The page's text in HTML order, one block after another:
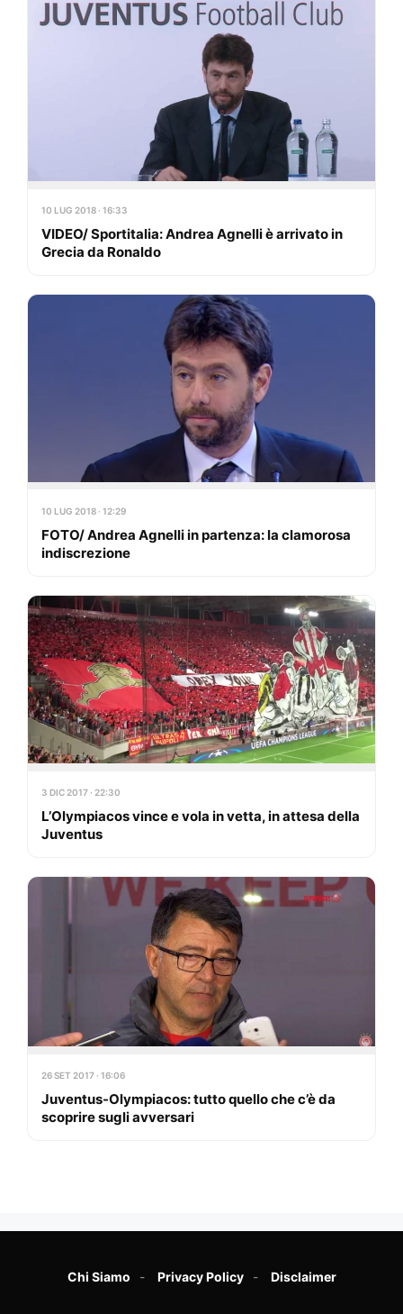
10 LUG 2018 · 16:33
VIDEO/ Sportitalia: Andrea Agnelli è arrivato in
Grecia da Ronaldo
10 LUG 2018 · 12:29
FOTO/ Andrea Agnelli in partenza: la clamorosa
indiscrezione
3 DIC 2017 · 22:30
L’Olympiacos vince e vola in vetta, in attesa della
Juventus
26 SET 2017 · 16:06
Juventus-Olympiacos: tutto quello che c’è da
scoprire sugli avversari
Chi Siamo Privacy Policy Disclaimer